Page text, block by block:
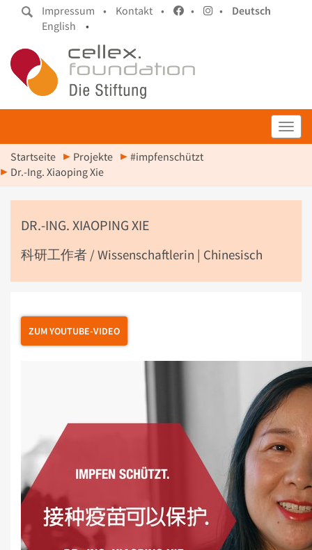
Impressum • Kontakt • • •
Deutsch
English
•
Startseite Projekte
#impfenschützt
Dr.-Ing. Xiaoping Xie
DR.-ING. XIAOPING XIE
科研工作者 / Wissenschaftlerin | Chinesisch
ZUM YOUTUBE-VIDEO